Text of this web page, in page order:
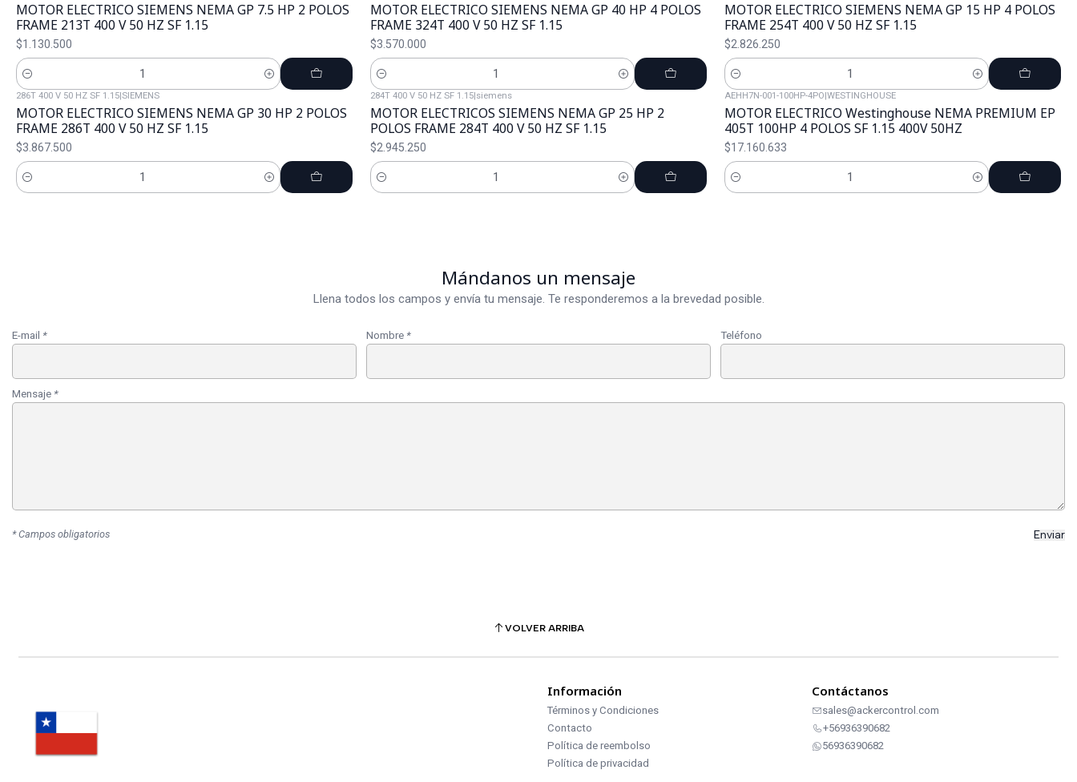
MOTOR ELECTRICO SIEMENS NEMA GP 7.5 HP 2 POLOS
FRAME 213T 400 V 50 HZ SF 1.15
$1.130.500
Cantidad
MOTOR ELECTRICO SIEMENS NEMA GP 40 HP 4 POLOS
FRAME 324T 400 V 50 HZ SF 1.15
$3.570.000
Cantidad
MOTOR ELECTRICO SIEMENS NEMA GP 15 HP 4 POLOS
FRAME 254T 400 V 50 HZ SF 1.15
$2.826.250
Cantidad
286T 400 V 50 HZ SF 1.15|SIEMENS
MOTOR ELECTRICO SIEMENS NEMA GP 30 HP 2 POLOS
FRAME 286T 400 V 50 HZ SF 1.15
$3.867.500
Cantidad
284T 400 V 50 HZ SF 1.15|siemens
MOTOR ELECTRICOS SIEMENS NEMA GP 25 HP 2
POLOS FRAME 284T 400 V 50 HZ SF 1.15
$2.945.250
Cantidad
AEHH7N-001-100HP-4PO|WESTINGHOUSE
MOTOR ELECTRICO Westinghouse NEMA PREMIUM EP
405T 100HP 4 POLOS SF 1.15 400V 50HZ
$17.160.633
Cantidad
Mándanos un mensaje
Llena todos los campos y envía tu mensaje. Te responderemos a la brevedad posible.
E-mail * Nombre * Teléfono
Mensaje *
* Campos obligatorios
VOLVER ARRIBA
Información
Términos y Condiciones
Contacto
Política de reembolso
Política de privacidad
Contáctanos
sales@ackercontrol.com
+56936390682
56936390682